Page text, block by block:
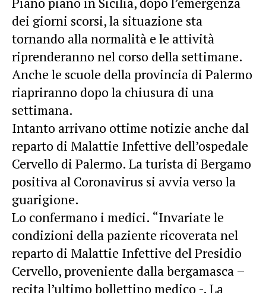
dei giorni scorsi, la situazione sta
tornando alla normalità e le attività
riprenderanno nel corso della settimane.
Anche le scuole della provincia di Palermo
riapriranno dopo la chiusura di una
settimana.
Intanto arrivano ottime notizie anche dal
reparto di Malattie Infettive dell’ospedale
Cervello di Palermo. La turista di Bergamo
positiva al Coronavirus si avvia verso la
guarigione.
Lo confermano i medici. “Invariate le
condizioni della paziente ricoverata nel
reparto di Malattie Infettive del Presidio
Cervello, proveniente dalla bergamasca –
recita l’ultimo bollettino medico -. La